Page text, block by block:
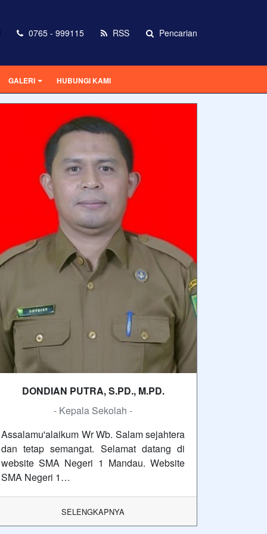
0765 - 999115 RSS Pencarian
GALERI HUBUNGI KAMI
DONDIAN PUTRA, S.PD., M.PD.
- Kepala Sekolah -
Assalamu'alaikum Wr Wb. Salam sejahtera
dan tetap semangat. Selamat datang di
website SMA Negeri 1 Mandau. Website
SMA Negeri 1…
SELENGKAPNYA